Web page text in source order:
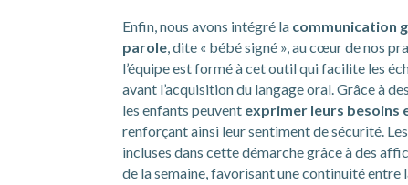
Enfin, nous avons intégré la communication
parole , dite « bébé signé », au cœur de nos
l’équipe est formé à cet outil qui facilite les
avant l’acquisition du langage oral. Grâce à
les enfants peuvent exprimer leurs besoins
renforçant ainsi leur sentiment de sécurité.
incluses dans cette démarche grâce à des
de la semaine, favorisant une continuité entre